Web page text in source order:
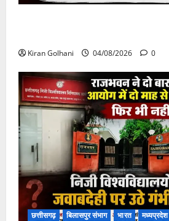
Kiran Golhani 04/08/2026 0
छत्तीसगढ़ बिलासपुर संभाग भारत मध्यप्रदेश